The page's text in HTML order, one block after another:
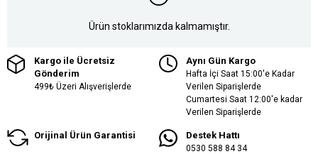
Ürün stoklarımızda kalmamıştır.
Kargo ile Ücretsiz
Gönderim
499₺ Üzeri Alışverişlerde
Aynı Gün Kargo
Hafta İçi Saat 15:00'e Kadar
Verilen Siparişlerde
Cumartesi Saat 12:00'e kadar
Verilen Siparişlerde
Orijinal Ürün Garantisi Destek Hattı
0530 588 84 34